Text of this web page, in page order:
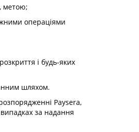
метою;
операціями
і будь-яких
шляхом.
Paysera,
за надання